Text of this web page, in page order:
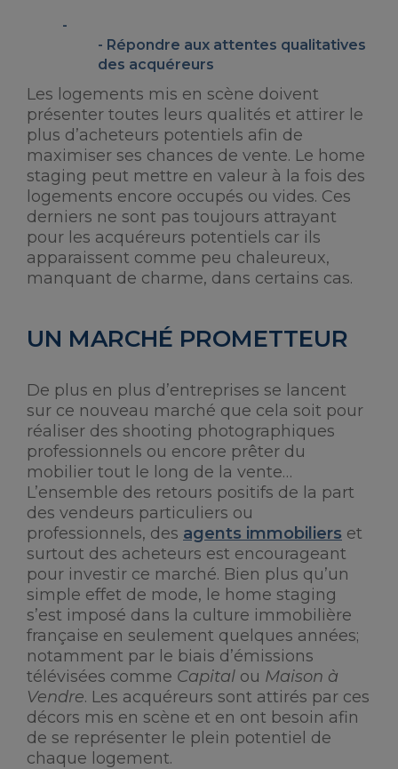
Répondre aux attentes qualitatives
des acquéreurs
Les logements mis en scène doivent
présenter toutes leurs qualités et attirer le
plus d’acheteurs potentiels afin de
maximiser ses chances de vente. Le home
staging peut mettre en valeur à la fois des
logements encore occupés ou vides. Ces
derniers ne sont pas toujours attrayant
pour les acquéreurs potentiels car ils
apparaissent comme peu chaleureux,
manquant de charme, dans certains cas.
UN MARCHÉ PROMETTEUR
De plus en plus d’entreprises se lancent
sur ce nouveau marché que cela soit pour
réaliser des shooting photographiques
professionnels ou encore prêter du
mobilier tout le long de la vente…
L’ensemble des retours positifs de la part
des vendeurs particuliers ou
professionnels, des agents immobiliers et
surtout des acheteurs est encourageant
pour investir ce marché. Bien plus qu’un
simple effet de mode, le home staging
s’est imposé dans la culture immobilière
française en seulement quelques années;
notamment par le biais d’émissions
télévisées comme Capital ou Maison à
Vendre. Les acquéreurs sont attirés par ces
décors mis en scène et en ont besoin afin
de se représenter le plein potentiel de
chaque logement.